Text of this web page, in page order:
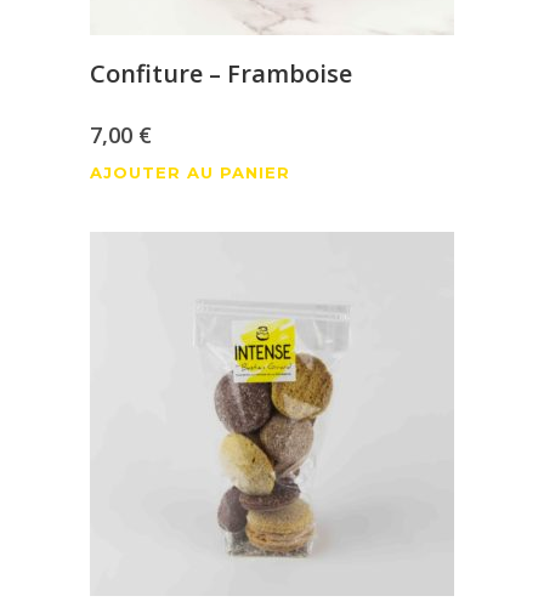
Confiture – Framboise
7,00 €
AJOUTER AU PANIER